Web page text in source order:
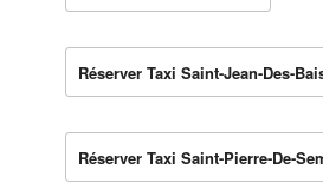
Réserver Taxi Saint-Jean-Des-
Réserver Taxi Saint-Pierre-De-